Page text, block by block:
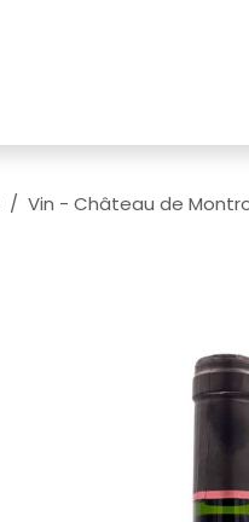
Vin - Château de